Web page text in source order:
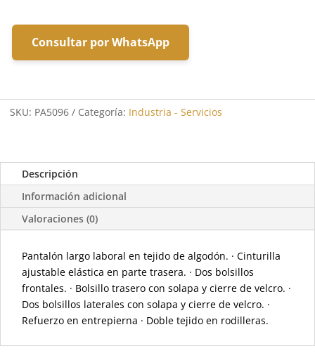
Consultar por WhatsApp
SKU: PA5096 Categoría: Industria - Servicios
Descripción
Información adicional
Valoraciones (0)
Pantalón largo laboral en tejido de algodón. · Cinturilla
ajustable elástica en parte trasera. · Dos bolsillos
frontales. · Bolsillo trasero con solapa y cierre de velcro. ·
Dos bolsillos laterales con solapa y cierre de velcro. ·
Refuerzo en entrepierna · Doble tejido en rodilleras.